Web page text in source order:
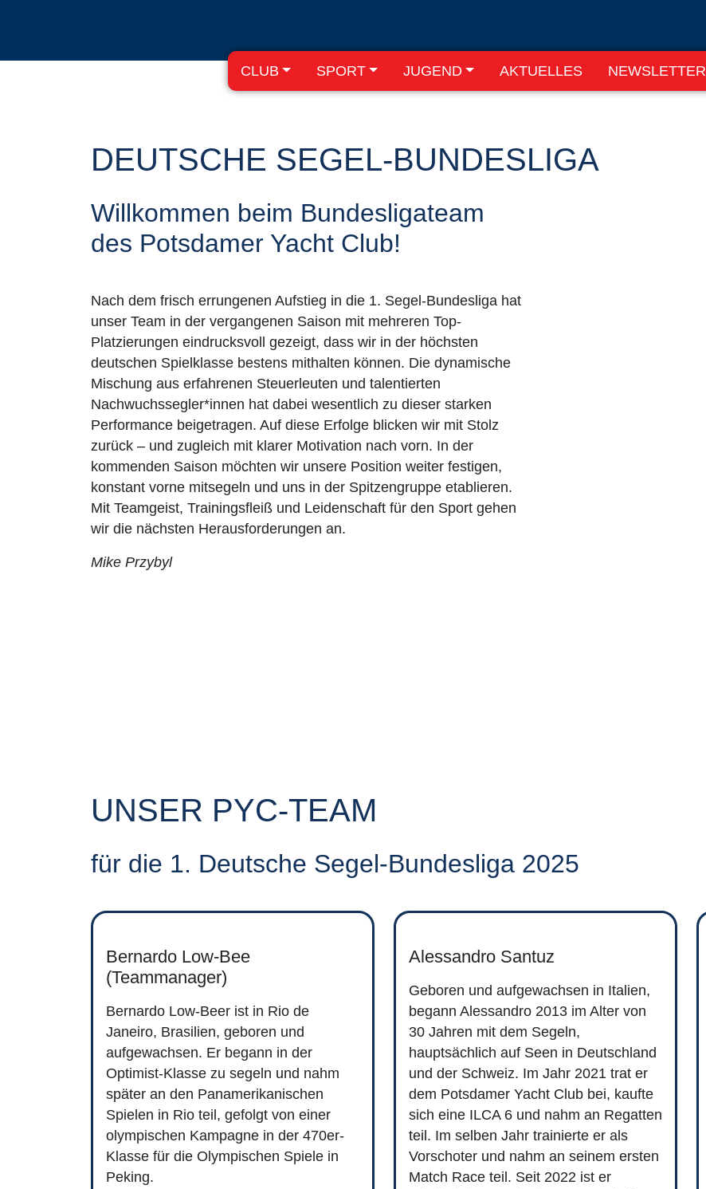
CLUB SPORT JUGEND AKTUELLES NEWSLETTER
DEUTSCHE SEGEL-BUNDESLIGA
Willkommen beim Bundesligateam
des Potsdamer Yacht Club!
Nach dem frisch errungenen Aufstieg in die 1. Segel-Bundesliga hat
unser Team in der vergangenen Saison mit mehreren Top-
Platzierungen eindrucksvoll gezeigt, dass wir in der höchsten
deutschen Spielklasse bestens mithalten können. Die dynamische
Mischung aus erfahrenen Steuerleuten und talentierten
Nachwuchssegler*innen hat dabei wesentlich zu dieser starken
Performance beigetragen. Auf diese Erfolge blicken wir mit Stolz
zurück – und zugleich mit klarer Motivation nach vorn. In der
kommenden Saison möchten wir unsere Position weiter festigen,
konstant vorne mitsegeln und uns in der Spitzengruppe etablieren.
Mit Teamgeist, Trainingsfleiß und Leidenschaft für den Sport gehen
wir die nächsten Herausforderungen an.
Mike Przybyl
UNSER PYC-TEAM
für die 1. Deutsche Segel-Bundesliga 2025
Bernardo Low-Bee
(Teammanager)
Bernardo Low-Beer ist in Rio de
Janeiro, Brasilien, geboren und
aufgewachsen. Er begann in der
Optimist-Klasse zu segeln und nahm
später an den Panamerikanischen
Spielen in Rio teil, gefolgt von einer
olympischen Kampagne in der 470er-
Klasse für die Olympischen Spiele in
Peking.
Alessandro Santuz
Geboren und aufgewachsen in Italien,
begann Alessandro 2013 im Alter von
30 Jahren mit dem Segeln,
hauptsächlich auf Seen in Deutschland
und der Schweiz. Im Jahr 2021 trat er
dem Potsdamer Yacht Club bei, kaufte
sich eine ILCA 6 und nahm an Regatten
teil. Im selben Jahr trainierte er als
Vorschoter und nahm an seinem ersten
Match Race teil. Seit 2022 ist er